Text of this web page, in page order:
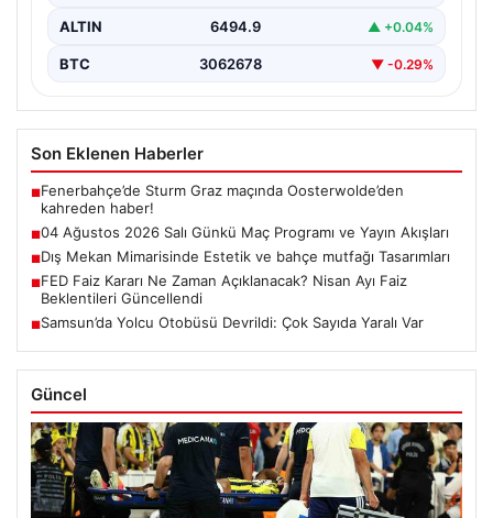
ALTIN 6494.9 ▲ +0.04%
BTC 3062678 ▼ -0.29%
Son Eklenen Haberler
■Fenerbahçe’de Sturm Graz maçında Oosterwolde’den
kahreden haber!
■04 Ağustos 2026 Salı Günkü Maç Programı ve Yayın Akışları
■Dış Mekan Mimarisinde Estetik ve bahçe mutfağı Tasarımları
■FED Faiz Kararı Ne Zaman Açıklanacak? Nisan Ayı Faiz
Beklentileri Güncellendi
■Samsun’da Yolcu Otobüsü Devrildi: Çok Sayıda Yaralı Var
Güncel